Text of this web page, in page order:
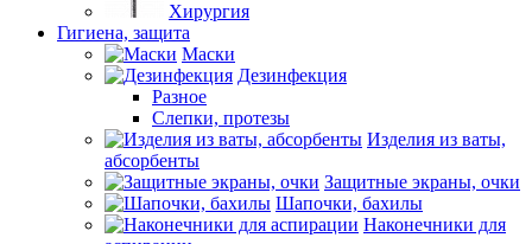
Хирургия
Гигиена, защита
Маски
Дезинфекция
Разное
Слепки, протезы
Изделия из ваты,
абсорбенты
Защитные экраны, очки
Шапочки, бахилы
Наконечники для